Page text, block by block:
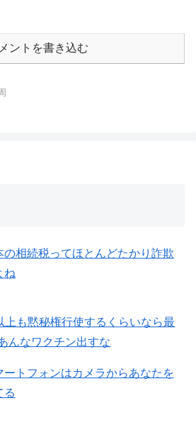
ントを書き込む
の相続税ってほとんどたかり詐欺
ね
上も黙秘権行使するくらいなら最
んなワクチン出すな
ートフォンはカメラからあなたを
る